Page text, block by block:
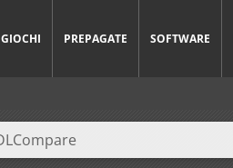
GIOCHI PREPAGATE SOFTWARE